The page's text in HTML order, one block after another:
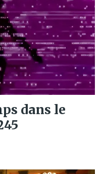
dans le